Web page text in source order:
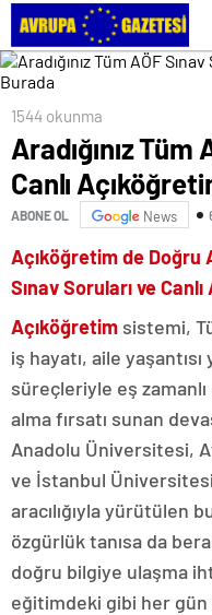
1544 okunma
Aradığınız Tüm
Canlı
ABONE OL News
Açıköğretim de Doğru
Sınav Soruları ve
Açıköğretim sistemi,
iş hayatı, aile
süreçleriyle eş
alma fırsatı sunan
Anadolu Üniversitesi,
ve İstanbul
aracılığıyla yürütülen
özgürlük tanısa da
doğru bilgiye ulaşma
eğitimdeki gibi her